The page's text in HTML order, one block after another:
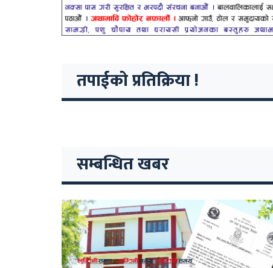
तपाईको प्रतिक्रिया !
सम्बन्धित खबर